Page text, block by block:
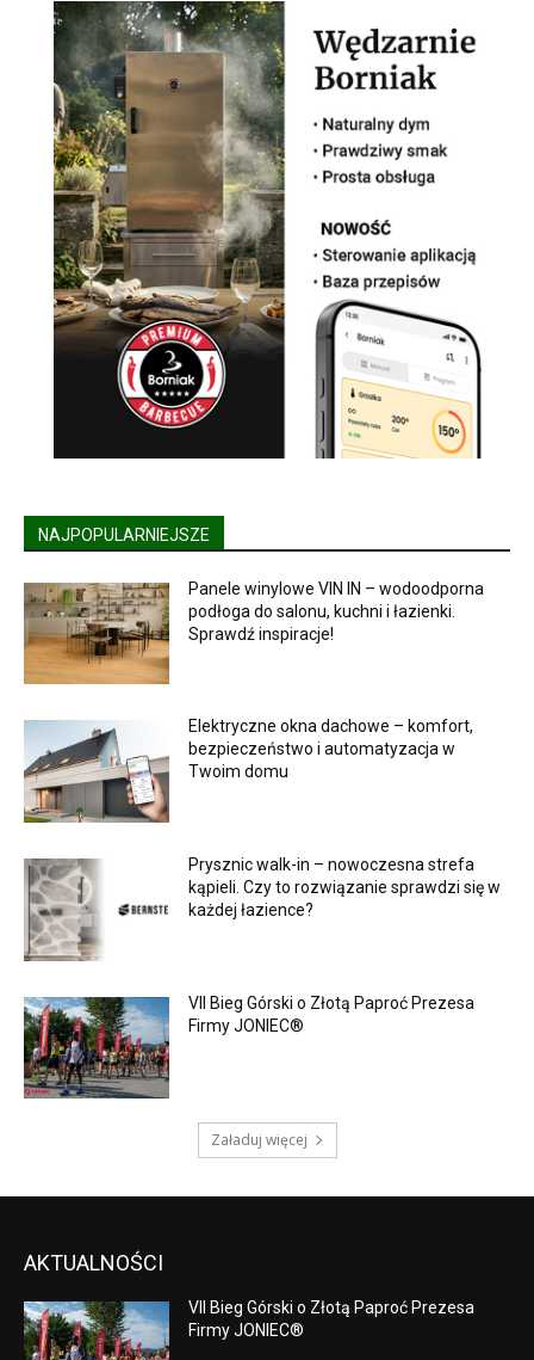
NAJPOPULARNIEJSZE
Panele winylowe VIN IN – wodoodporna
podłoga do salonu, kuchni i łazienki.
Sprawdź inspiracje!
Elektryczne okna dachowe – komfort,
bezpieczeństwo i automatyzacja w
Twoim domu
Prysznic walk-in – nowoczesna strefa
kąpieli. Czy to rozwiązanie sprawdzi się w
każdej łazience?
VII Bieg Górski o Złotą Paproć Prezesa
Firmy JONIEC®
Załaduj więcej
AKTUALNOŚCI
VII Bieg Górski o Złotą Paproć Prezesa
Firmy JONIEC®